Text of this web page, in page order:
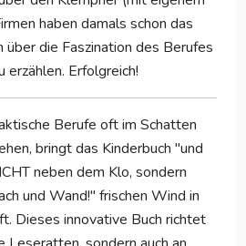
haben damals schon das
die Faszination des Berufes
erzählen. Erfolgreich!
Berufe oft im Schatten
bringt das Kinderbuch "und
neben dem Klo, sondern
und Wand!" frischen Wind in
Dieses innovative Buch richtet